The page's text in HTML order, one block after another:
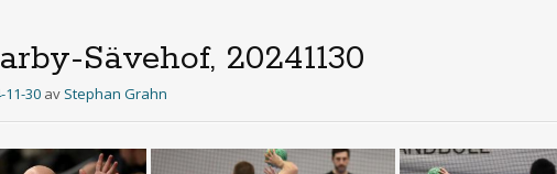
Sävehof, 20241130
11-30 av Stephan Grahn